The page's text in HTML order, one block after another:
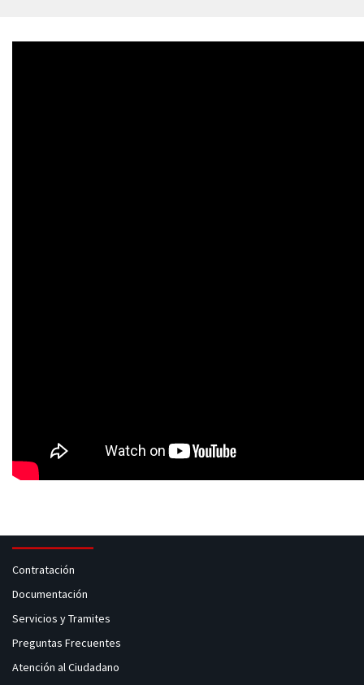
Contratación
Documentación
Servicios y Tramites
Preguntas Frecuentes
Atención al Ciudadano